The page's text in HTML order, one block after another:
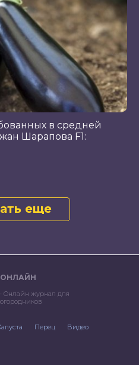
в средней
Шарапова F1:
еще
ОНЛАЙН
Онлайн журнал для
Перец Видео